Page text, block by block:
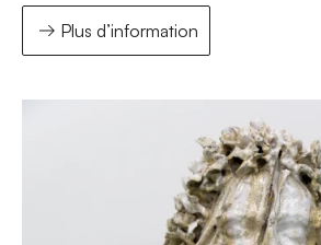
Plus d’information